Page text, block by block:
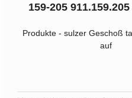
159-205
Produkte- sulzer Geschoß
auf